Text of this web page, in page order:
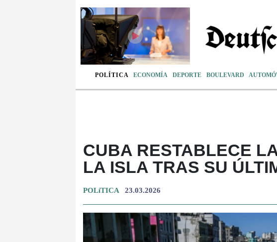
POLÍTICA ECONOMÍA DEPORTE BOULEVARD
CUBA RESTABLECE
LA ISLA TRAS SU
POLíTICA 23.03.2026